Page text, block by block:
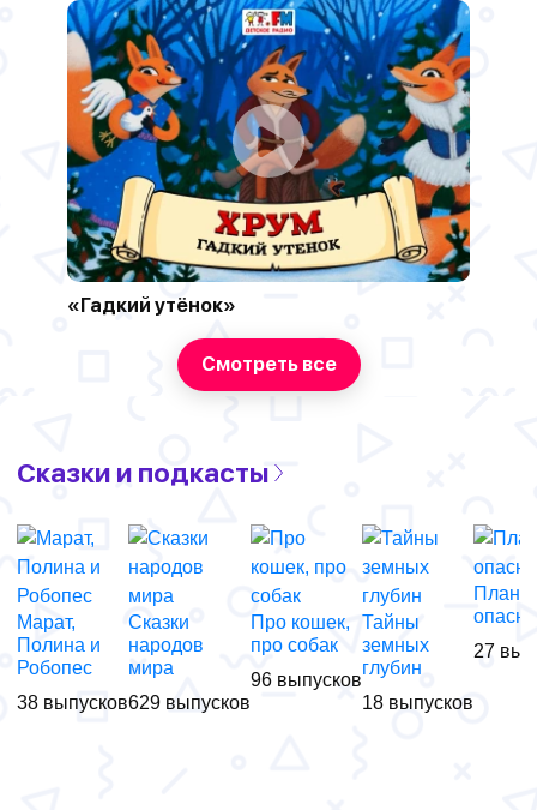
«Гадкий утёнок»
Смотреть все
Сказки и подкасты
Марат,
Полина и
Робопес
38 выпусков
Сказки
народов
мира
629 выпусков
Про кошек,
про собак
96 выпусков
Тайны
земных
глубин
18 выпусков
27